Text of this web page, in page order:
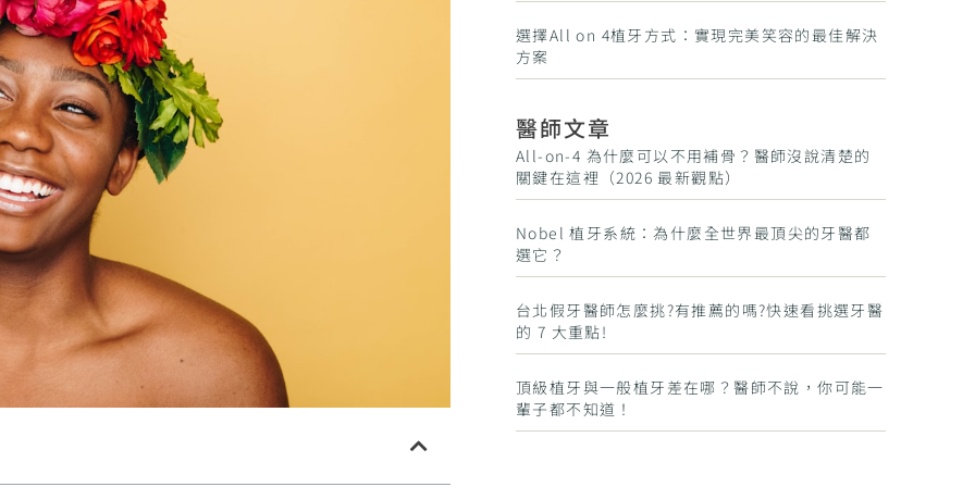
選擇All on 4植牙方式：實現完美笑容的最佳解決
方案
醫師文章
All-on-4 為什麼可以不用補骨？醫師沒說清楚的
關鍵在這裡（2026 最新觀點）
Nobel 植牙系統：為什麼全世界最頂尖的牙醫都
選它？
台北假牙醫師怎麼挑?有推薦的嗎?快速看挑選牙醫
的 7 大重點!
頂級植牙與一般植牙差在哪？醫師不說，你可能一
輩子都不知道！